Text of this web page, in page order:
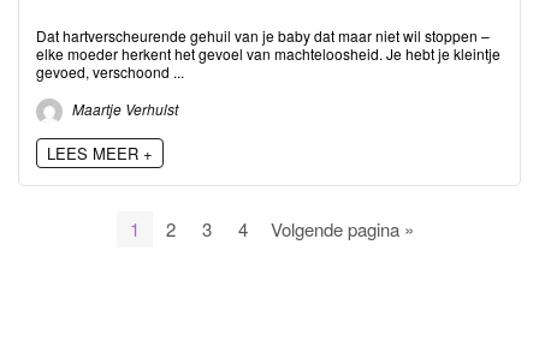
Dat hartverscheurende gehuil van je baby dat maar niet wil stoppen –
elke moeder herkent het gevoel van machteloosheid. Je hebt je kleintje
gevoed, verschoond ...
Maartje Verhulst
LEES MEER +
1 2 3 4 Volgende pagina »